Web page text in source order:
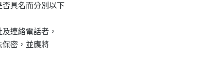
具名而分別以下
連絡電話者，
保密，並應將